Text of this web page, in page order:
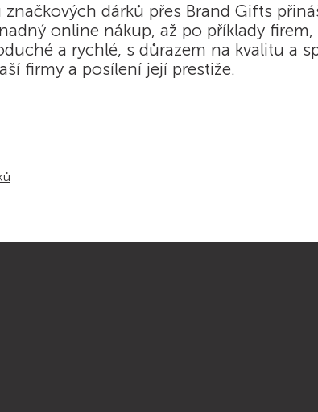
dárků přes Brand Gifts
online nákup, až po příklady
a rychlé, s důrazem na kvalitu a
firmy a posílení její prestiže.